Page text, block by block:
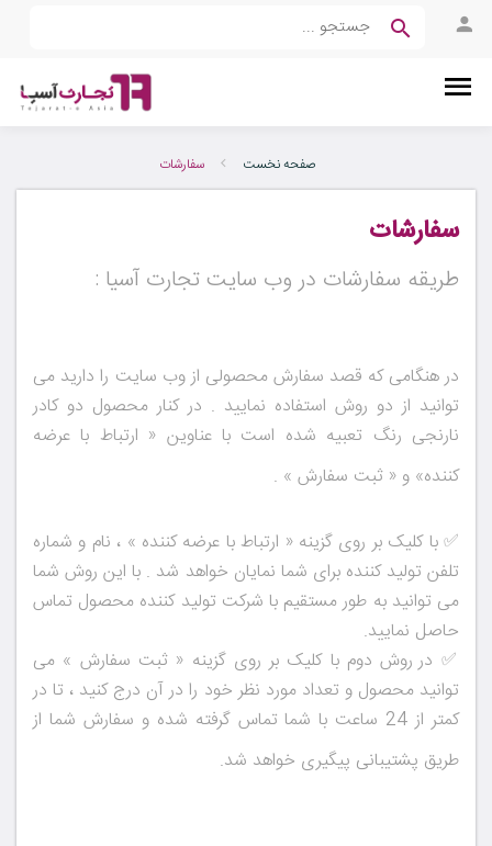
صفحه نخست سفارشات
سفارشات
طریقه سفارشات در وب سایت تجارت آسیا :
در هنگامی که قصد سفارش محصولی از وب سایت را دارید می
توانید از دو روش استفاده نمایید . در کنار محصول دو کادر
نارنجی رنگ تعبیه شده است با عناوین « ارتباط با عرضه
کننده» و « ثبت سفارش » .
✅ با کلیک بر روی گزینه « ارتباط با عرضه کننده » ، نام و شماره
تلفن تولید کننده برای شما نمایان خواهد شد . با این روش شما
می توانید به طور مستقیم با شرکت تولید کننده محصول تماس
حاصل نمایید.
✅ در روش دوم با کلیک بر روی گزینه « ثبت سفارش » می
توانید محصول و تعداد مورد نظر خود را در آن درج کنید ، تا در
کمتر از 24 ساعت با شما تماس گرفته شده و سفارش شما از
طریق پشتیبانی پیگیری خواهد شد.